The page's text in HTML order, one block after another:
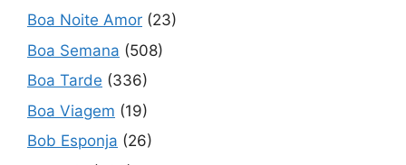
Boa Noite Amor (23)
Boa Semana (508)
Boa Tarde (336)
Boa Viagem (19)
Bob Esponja (26)